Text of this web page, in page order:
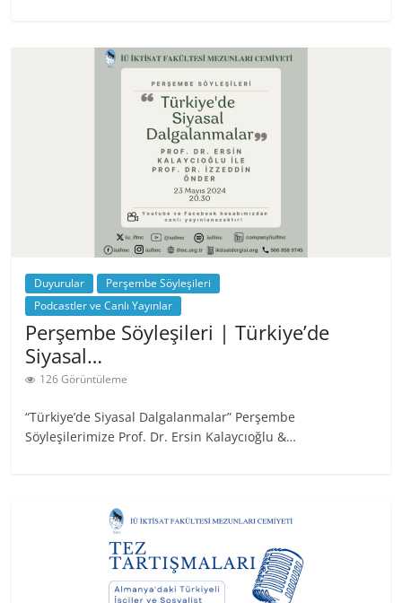
Duyurular
Perşembe Söyleşileri
Podcastler ve Canlı Yayınlar
Perşembe Söyleşileri | Türkiye’de
Siyasal…
126 Görüntüleme
“Türkiye’de Siyasal Dalgalanmalar” Perşembe
Söyleşilerimize Prof. Dr. Ersin Kalaycıoğlu &…